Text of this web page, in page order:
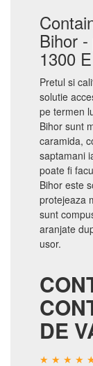
Bihor
1300
Pretul si
solutie
pe termen
Bihor sunt
caramida,
saptamani
poate fi
Bihor este
protejeaza
sunt
aranjate
usor.
DE